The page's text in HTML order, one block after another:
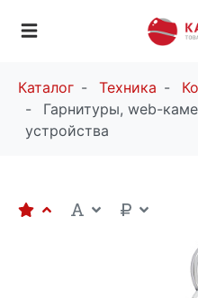
Каталог Техника
Гарнитуры, web-
устройства